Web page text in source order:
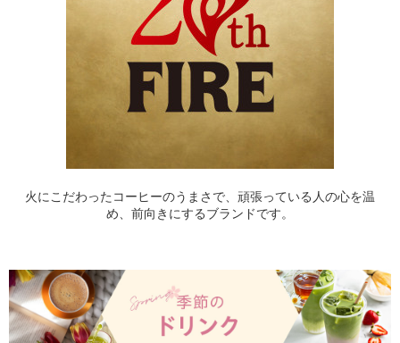
火にこだわったコーヒーのうまさで、頑張っている人の心を温
め、前向きにするブランドです。